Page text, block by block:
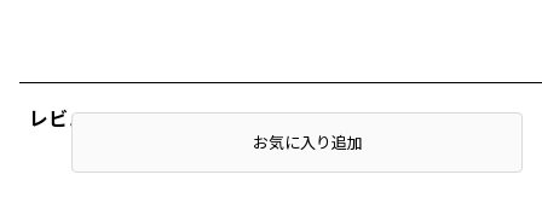
レビュー
お気に入り追加